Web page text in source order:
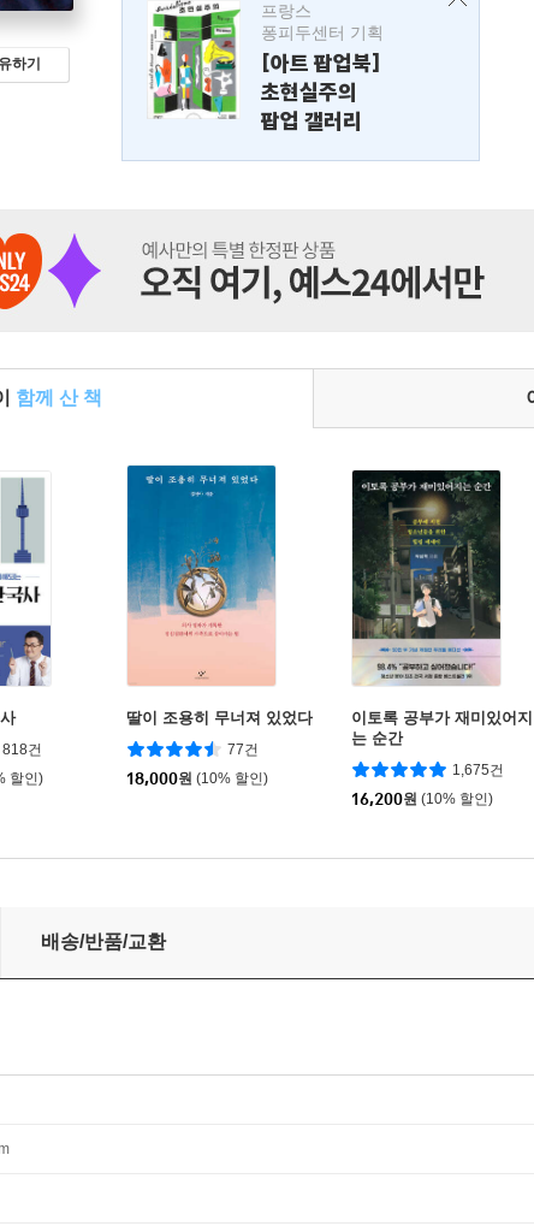
하기
프랑스
퐁피두센터 기획
[아트 팝업북]
초현실주의
팝업 갤러리
함께 산 책
818건
할인)
딸이 조용히 무너져 있었다
77건
18,000원 (10% 할인)
이토록 공부가 재미있어지
는 순간
1,675건
16,200원 (10% 할인)
배송/반품/교환